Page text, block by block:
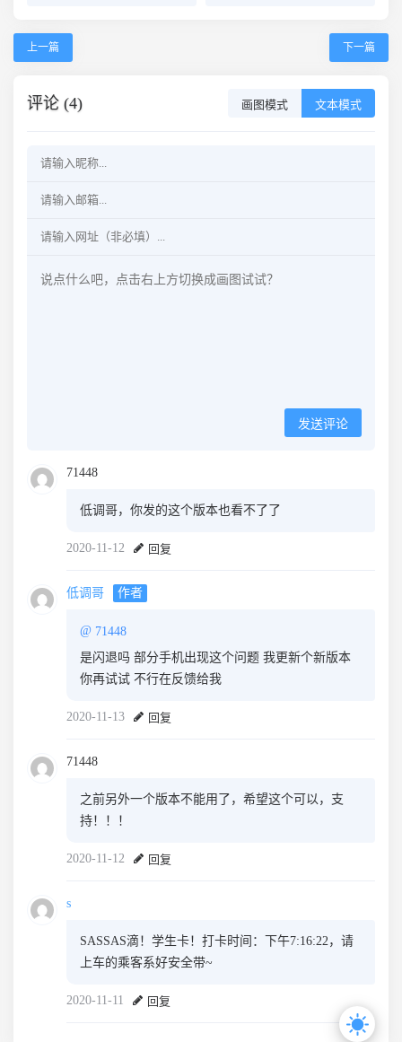
上一篇 下一篇
评论 (4) 画图模式 文本模式
发送评论
71448
低调哥，你发的这个版本也看不了了
2020-11-12 回复
低调哥 作者
@ 71448
是闪退吗 部分手机出现这个问题 我更新个新版本
你再试试 不行在反馈给我
2020-11-13 回复
71448
之前另外一个版本不能用了，希望这个可以，支
持！！！
2020-11-12 回复
s
SASSAS滴！学生卡！打卡时间：下午7:16:22，请
上车的乘客系好安全带~
2020-11-11 回复